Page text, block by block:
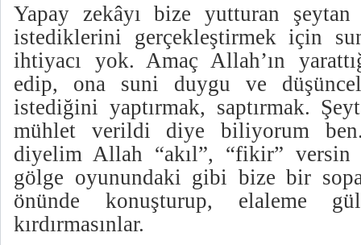
Yapay zekâyı bize yutturan şeytan
istediklerini gerçekleştirmek için
ihtiyacı yok. Amaç Allah’ın
edip, ona suni duygu ve
istediğini yaptırmak, saptırmak.
mühlet verildi diye biliyorum
diyelim Allah “akıl”, “fikir” versin
gölge oyunundaki gibi bize bir
önünde konuşturup, elaleme
kırdırmasınlar.